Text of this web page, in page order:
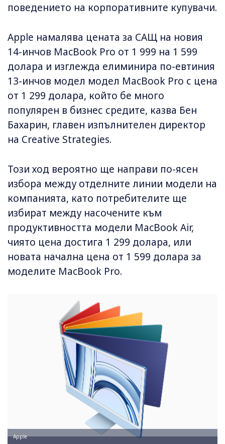
поведението на корпоративните купувачи.
Apple намалява цената за САЩ на новия
14-инчов MacBook Pro от 1 999 на 1 599
долара и изглежда елиминира по-евтиния
13-инчов модел модел MacBook Pro с цена
от 1 299 долара, който бе много
популярен в бизнес средите, казва Бен
Бахарин, главен изпълнителен директор
на Creative Strategies.
Този ход вероятно ще направи по-ясен
избора между отделните линии модели на
компанията, като потребителите ще
избират между насочените към
продуктивността модели MacBook Air,
чиято цена достига 1 299 долара, или
новата начална цена от 1 599 долара за
моделите MacBook Pro.
Apple